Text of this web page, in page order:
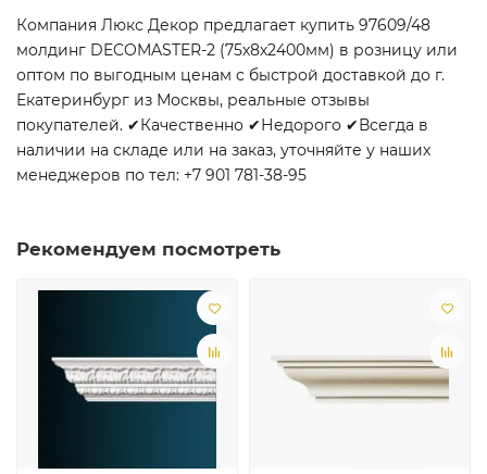
Компания Люкс Декор предлагает купить 97609/48
молдинг DECOMASTER-2 (75х8х2400мм) в розницу или
оптом по выгодным ценам с быстрой доставкой до г.
Екатеринбург из Москвы, реальные отзывы
покупателей. ✔Качественно ✔Недорого ✔Всегда в
наличии на складе или на заказ, уточняйте у наших
менеджеров по тел: +7 901 781-38-95
Рекомендуем посмотреть